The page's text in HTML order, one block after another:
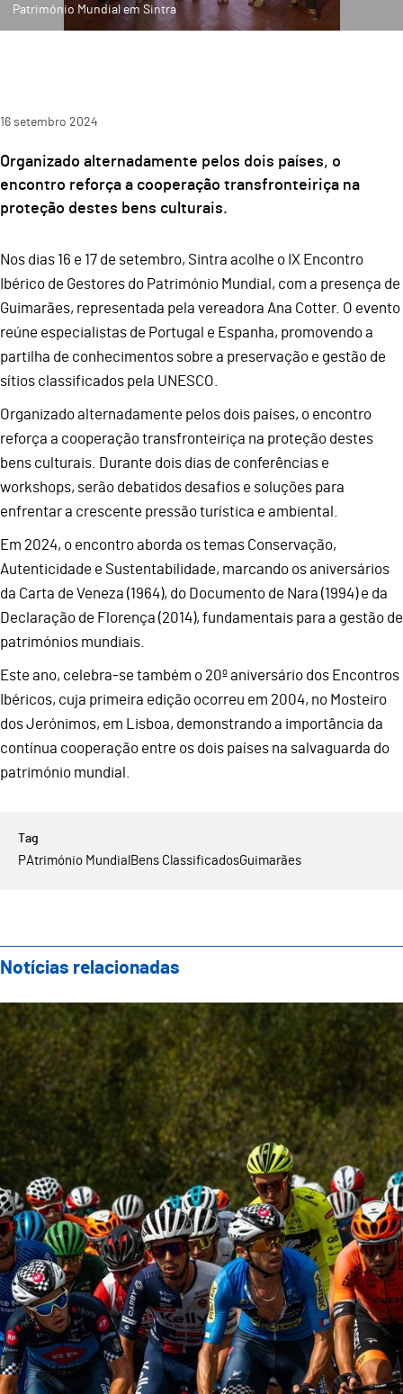
Património Mundial em Sintra
16 setembro 2024
Organizado alternadamente pelos dois países, o
encontro reforça a cooperação transfronteiriça na
proteção destes bens culturais.
Nos dias 16 e 17 de setembro, Sintra acolhe o IX Encontro
Ibérico de Gestores do Património Mundial, com a presença de
Guimarães, representada pela vereadora Ana Cotter. O evento
reúne especialistas de Portugal e Espanha, promovendo a
partilha de conhecimentos sobre a preservação e gestão de
sítios classificados pela UNESCO.
Organizado alternadamente pelos dois países, o encontro
reforça a cooperação transfronteiriça na proteção destes
bens culturais. Durante dois dias de conferências e
workshops, serão debatidos desafios e soluções para
enfrentar a crescente pressão turística e ambiental.
Em 2024, o encontro aborda os temas Conservação,
Autenticidade e Sustentabilidade, marcando os aniversários
da Carta de Veneza (1964), do Documento de Nara (1994) e da
Declaração de Florença (2014), fundamentais para a gestão de
patrimónios mundiais.
Este ano, celebra-se também o 20º aniversário dos Encontros
Ibéricos, cuja primeira edição ocorreu em 2004, no Mosteiro
dos Jerónimos, em Lisboa, demonstrando a importância da
contínua cooperação entre os dois países na salvaguarda do
património mundial.
PAtrimónio Mundial Bens ClassificadosGuimarães
Notícias relacionadas
Guimarães recebe a 5.ª etapa do 33.º Grande